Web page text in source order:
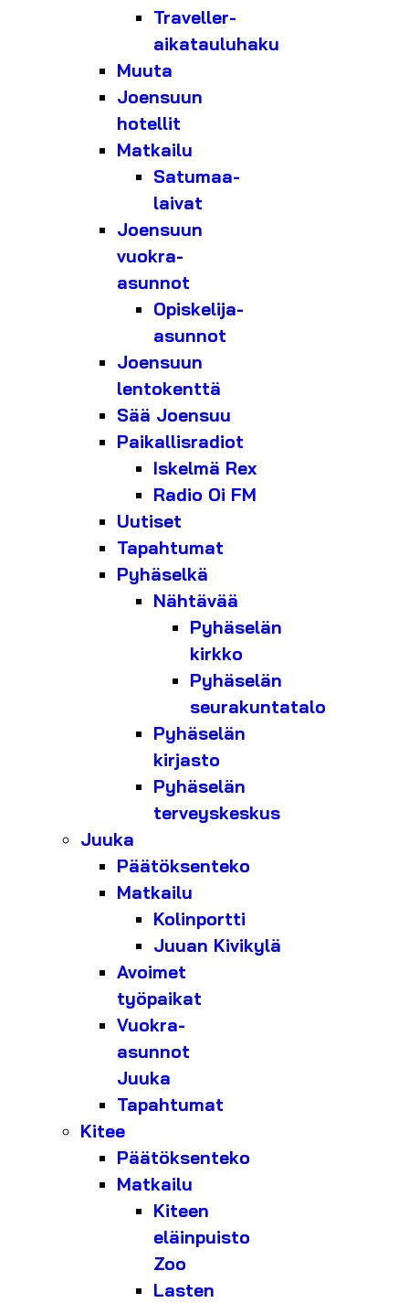
Traveller-
aikatauluhaku
Muuta
Joensuun
hotellit
Matkailu
Satumaa-
laivat
Joensuun
vuokra-
asunnot
Opiskelija-
asunnot
Joensuun
lentokenttä
Sää Joensuu
Paikallisradiot
Iskelmä Rex
Radio Oi FM
Uutiset
Tapahtumat
Pyhäselkä
Nähtävää
Pyhäselän
kirkko
Pyhäselän
seurakuntatalo
Pyhäselän
kirjasto
Pyhäselän
terveyskeskus
Juuka
Päätöksenteko
Matkailu
Kolinportti
Juuan Kivikylä
Avoimet
työpaikat
Vuokra-
asunnot
Juuka
Tapahtumat
Kitee
Päätöksenteko
Matkailu
Kiteen
eläinpuisto
Zoo
Lasten